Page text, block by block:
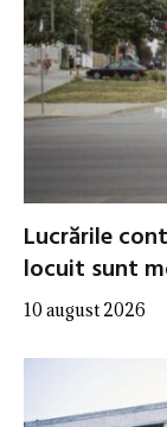
Lucrările
locuit sunt
10 august 2026